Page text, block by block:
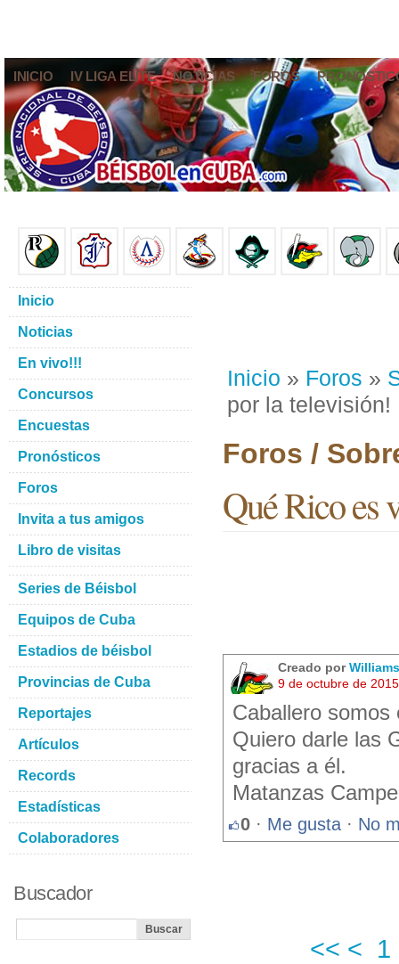
INICIO IV LIGA ELITE NOTICIAS FOROS
Inicio » Foros »
por la televisión!
Foros /
Qué Rico es
Creado por
9 de octubre de
Caballero
Quiero darle las
gracias a él.
Matanzas
0 · Me gusta · No
<< < 1
Inicio
Noticias
En vivo!!!
Concursos
Encuestas
Pronósticos
Foros
Invita a tus amigos
Libro de visitas
Series de Béisbol
Equipos de Cuba
Estadios de béisbol
Provincias de Cuba
Reportajes
Artículos
Records
Estadísticas
Colaboradores
Buscador